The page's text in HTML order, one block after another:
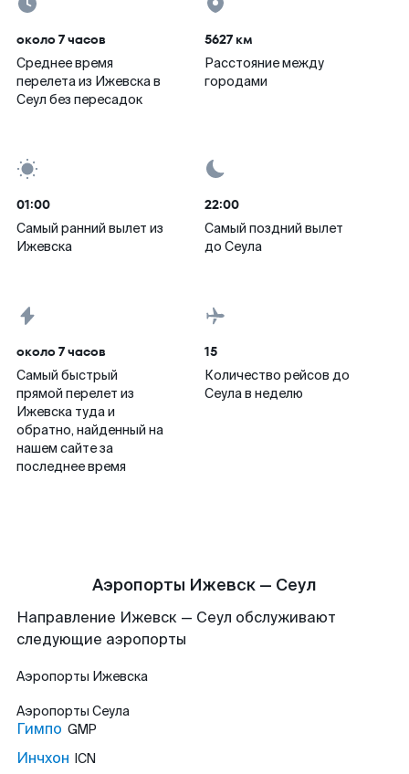
около 7 часов
Среднее время
перелета из Ижевска в
Сеул без пересадок
5627 км
Расстояние между
городами
01:00
Самый ранний вылет из
Ижевска
22:00
Самый поздний вылет
до Сеула
около 7 часов
Самый быстрый
прямой перелет из
Ижевска туда и
обратно, найденный на
нашем сайте за
последнее время
15
Количество рейсов до
Сеула в неделю
Аэропорты Ижевск — Сеул
Направление Ижевск — Сеул обслуживают
следующие аэропорты
Аэропорты Ижевска
Аэропорты Сеула
Гимпо GMP
Инчхон ICN